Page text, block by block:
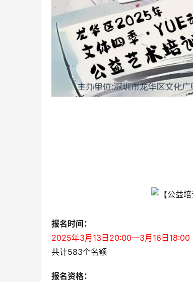
报名时间：
2025年3月13日20:00—3月16日18:00
共计583个名额
报名资格：